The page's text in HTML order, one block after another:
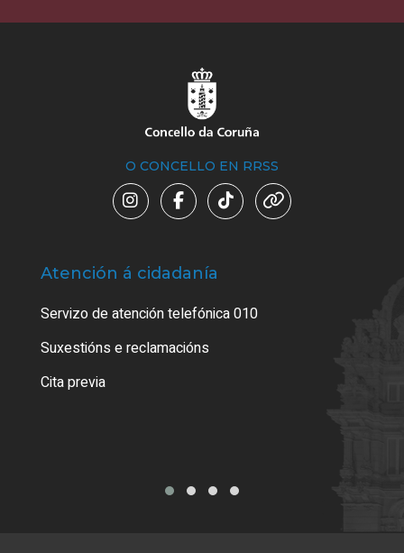
O CONCELLO EN RRSS
Atención á cidadanía
Servizo de atención telefónica 010
Suxestións e reclamacións
Cita previa